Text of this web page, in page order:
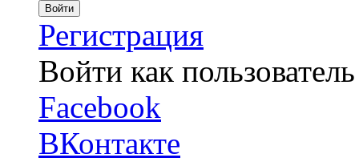
Войти
Регистрация
Войти как пользователь
Facebook
ВКонтакте